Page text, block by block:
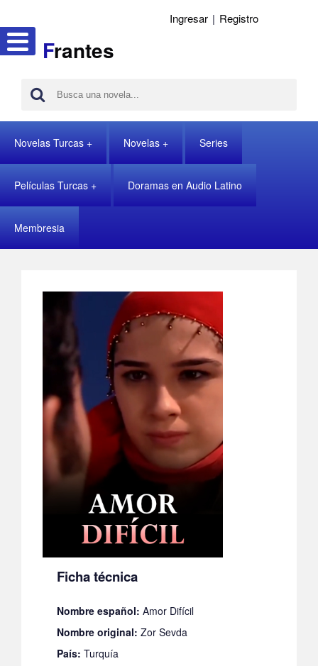
Frantes
Ingresar | Registro
Novelas Turcas Novelas Series
Películas Turcas Doramas en Audio Latino
Membresia
Ficha técnica
Nombre español: Amor Difícil
Nombre original: Zor Sevda
País: Turquía